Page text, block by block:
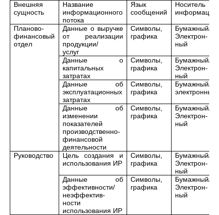
Внешняя
сущность
Название
информационного
потока
Язык
сообщений
Носитель
информации
Планово-
финансовый
отдел
Данные о выручке
от реализации
продукции/
услуг
Символы,
графика
Бумажный/
Электрон-
ный
Данные о
капитальных
затратах
Символы,
графика
Бумажный/
Электрон-
ный
Данные об
эксплуатационных
затратах
Символы,
графика
Бумажный/
электронный
Данные об
изменении
показателей
производственно-
финансовой
деятельности
Символы,
графика
Бумажный/
Электрон-
ный
Руководство
Цель создания и
использования ИР
Символы,
графика
Бумажный/
Электрон-
ный
Данные об
эффективности/
неэффектив-
ности
использования ИР
Символы,
графика
Бумажный/
Электрон-
ный